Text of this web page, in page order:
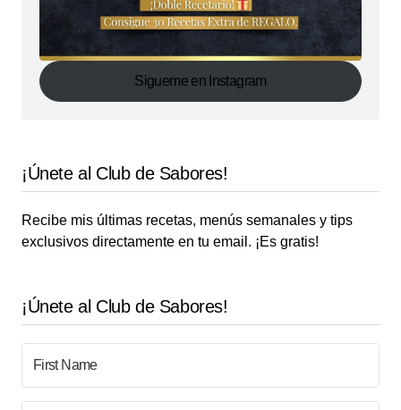
Sigueme en Instagram
¡Únete al Club de Sabores!
Recibe mis últimas recetas, menús semanales y tips
exclusivos directamente en tu email. ¡Es gratis!
¡Únete al Club de Sabores!